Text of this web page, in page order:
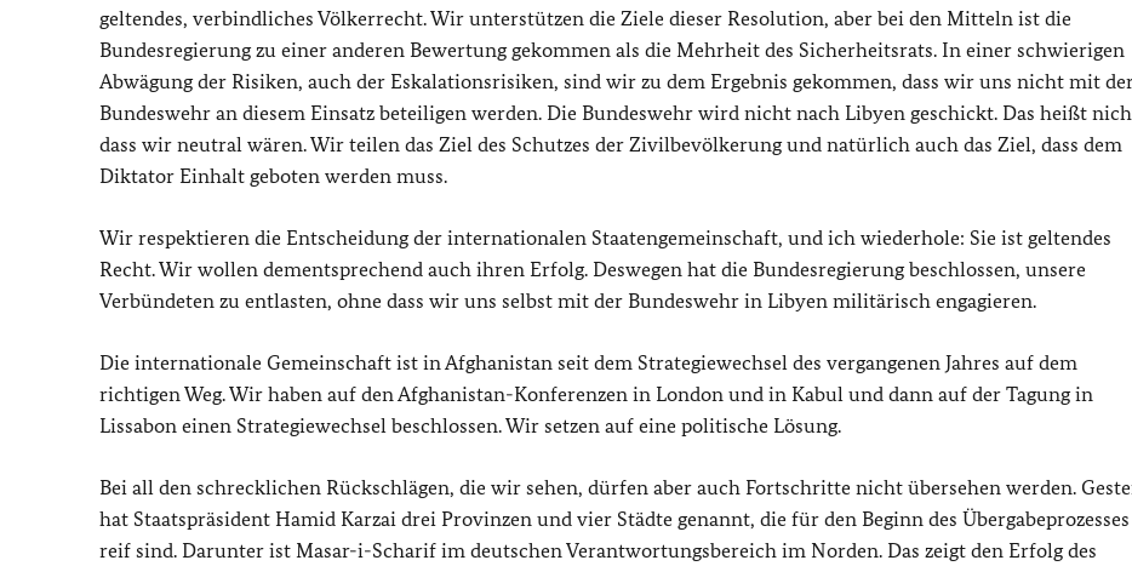
geltendes, verbindliches Völkerrecht. Wir unterstützen die Ziele dieser Resolution, aber bei den Mitteln ist die
Bundesregierung zu einer anderen Bewertung gekommen als die Mehrheit des Sicherheitsrats. In einer schwierigen
Abwägung der Risiken, auch der Eskalationsrisiken, sind wir zu dem Ergebnis gekommen, dass wir uns nicht mit
Bundeswehr an diesem Einsatz beteiligen werden. Die Bundeswehr wird nicht nach Libyen geschickt. Das heißt
dass wir neutral wären. Wir teilen das Ziel des Schutzes der Zivilbevölkerung und natürlich auch das Ziel, dass dem
Diktator Einhalt geboten werden muss.
Wir respektieren die Entscheidung der internationalen Staatengemeinschaft, und ich wiederhole: Sie ist geltendes
Recht. Wir wollen dementsprechend auch ihren Erfolg. Deswegen hat die Bundesregierung beschlossen, unsere
Verbündeten zu entlasten, ohne dass wir uns selbst mit der Bundeswehr in Libyen militärisch engagieren.
Die internationale Gemeinschaft ist in Afghanistan seit dem Strategiewechsel des vergangenen Jahres auf dem
richtigen Weg. Wir haben auf den Afghanistan-Konferenzen in London und in Kabul und dann auf der Tagung in
Lissabon einen Strategiewechsel beschlossen. Wir setzen auf eine politische Lösung.
Bei all den schrecklichen Rückschlägen, die wir sehen, dürfen aber auch Fortschritte nicht übersehen werden.
hat Staatspräsident Hamid Karzai drei Provinzen und vier Städte genannt, die für den Beginn des Übergabeprozesses
reif sind. Darunter ist Masar-i-Scharif im deutschen Verantwortungsbereich im Norden. Das zeigt den Erfolg des